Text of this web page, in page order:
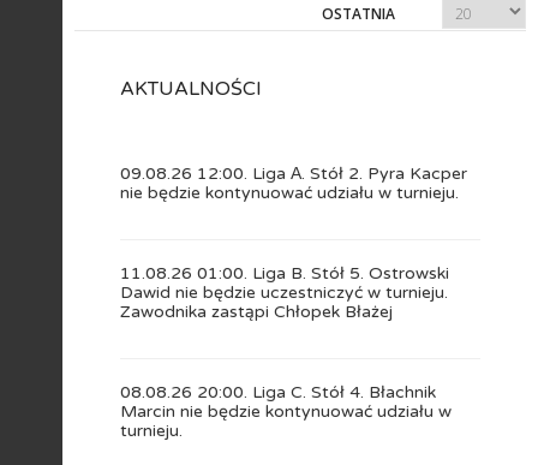
OSTATNIA
AKTUALNOŚCI
09.08.26 12:00. Liga А. Stół 2. Pyra Kacper
nie będzie kontynuować udziału w turnieju.
11.08.26 01:00. Liga B. Stół 5. Ostrowski
Dawid nie będzie uczestniczyć w turnieju.
Zawodnika zastąpi Chłopek Błażej
08.08.26 20:00. Liga C. Stół 4. Błachnik
Marcin nie będzie kontynuować udziału w
turnieju.